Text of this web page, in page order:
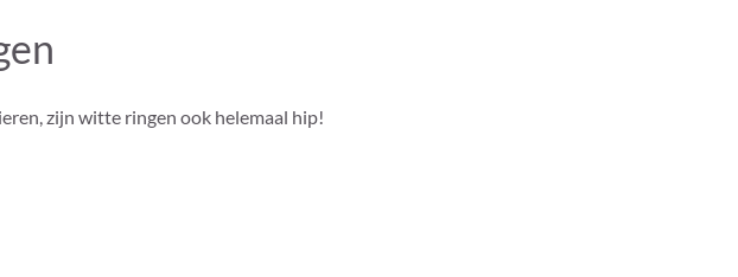
zijn witte ringen ook helemaal hip!